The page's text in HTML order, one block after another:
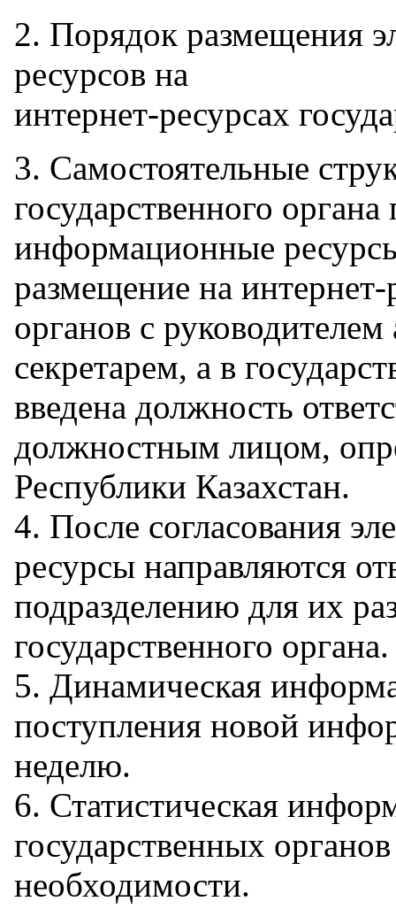
2. Порядок размещения
ресурсов на
интернет-ресурсах
3. Самостоятельные
государственного
информационные
размещение на интернет-
органов с
секретарем, а в
введена должность
должностным лицом,
Республики Казахстан.
4. После согласования
ресурсы направляются
подразделению для их
государственного органа.
5. Динамическая
поступления новой
неделю.
6. Статистическая
государственных
необходимости.